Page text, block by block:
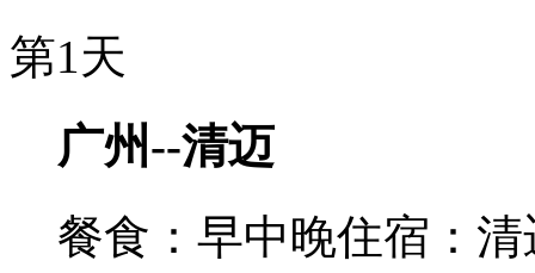
第1天
广州--清迈
餐食：早中晚住宿：